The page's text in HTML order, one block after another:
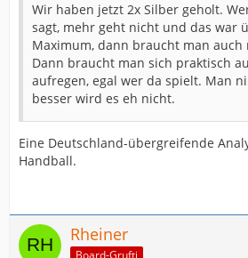
Wir haben jetzt 2x Silber geholt.
sagt, mehr geht nicht und das war
Maximum, dann braucht man auch
Dann braucht man sich praktisch
aufregen, egal wer da spielt. Man
besser wird es eh nicht.
Eine Deutschland-übergreifende
Handball.
Rheiner
Board-Grufti